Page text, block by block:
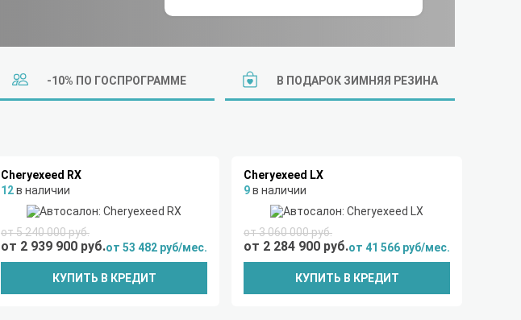
-10% ПО ГОСПРОГРАММЕ В ПОДАРОК ЗИМНЯЯ РЕЗИНА
Cheryexeed RX
12в наличии
от 5 240 000 руб.
от 2 939 900 руб.от 53 482 руб/мес.
КУПИТЬ В КРЕДИТ
Cheryexeed LX
9в наличии
от 3 060 000 руб.
от 2 284 900 руб.от 41 566 руб/мес.
КУПИТЬ В КРЕДИТ